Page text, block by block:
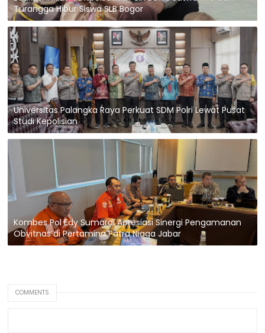
Turangga Hibur Siswa SLB Bogor
Universitas Palangka Raya Perkuat SDM Polri Lewat Pusat
Studi Kepolisian
Kombes Pol Edy Sumardi Apresiasi Sinergi Pengamanan
Obvitnas di Pertamina Patra Niaga Jabar
COMMENTS